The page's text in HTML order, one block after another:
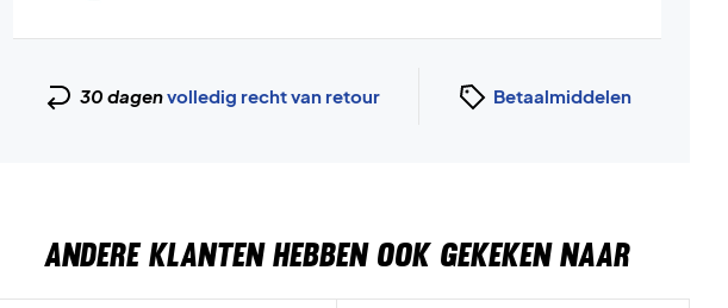
30 dagenvolledig recht van retour Betaalmiddelen
ANDERE KLANTEN HEBBEN OOK GEKEKEN NAAR